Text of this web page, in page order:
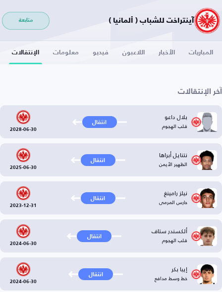
آينتراخت للشباب ( ألمانيا ) متابعة
المباريات الأخبار اللاعبون فيديو معلومات الإنتقالات
آخر الإنتقالات
بلال داعو
قلب الهجوم انتقال
2028-06-30
نتنايل أبراها
الظهير الأيمن انتقال
2025-06-30
نيلز رامينغ
حارس المرمى انتقال
2023-12-31
ألكسندر ستاف
قلب الهجوم انتقال
2024-06-30
إيبا بكر
خط وسط مدافع انتقال
2024-06-30